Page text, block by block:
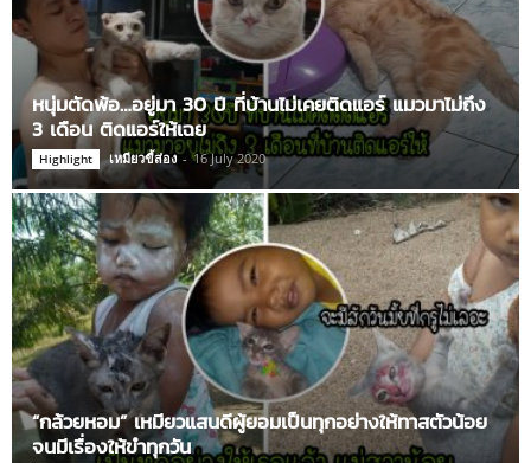
หนุ่มตัดพ้อ…อยู่มา 30 ปี ที่บ้านไม่เคยติดแอร์ แมวมาไม่ถึง
3 เดือน ติดแอร์ให้เฉย
Highlight เหมียวขี้ส่อง - 16 July 2020
“กล้วยหอม” เหมียวแสนดีผู้ยอมเป็นทุกอย่างให้ทาสตัวน้อย
จนมีเรื่องให้ขำทุกวัน